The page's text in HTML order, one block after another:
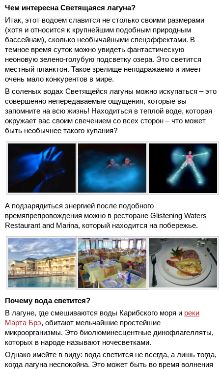
Чем интересна Светящаяся лагуна?
Итак, этот водоем славится не столько своими размерами
(хотя и относится к крупнейшим подобным природным
бассейнам), сколько необычайными спецэффектами. В
темное время суток можно увидеть фантастическую
неоновую зелено-голубую подсветку озера. Это светится
местный планктон. Такое зрелище неподражаемо и имеет
очень мало конкурентов в мире.
В соленых водах Светящейся лагуны можно искупаться – это
совершенно непередаваемые ощущения, которые вы
запомните на всю жизнь! Находиться в теплой воде, которая
окружает вас своим свечением со всех сторон – что может
быть необычнее такого купания?
А подзарядиться энергией после подобного
времяпрепровождения можно в ресторане Glistening Waters
Restaurant and Marina, который находится на побережье.
Почему вода светится?
В лагуне, где смешиваются воды Карибского моря и реки
Марта Брэ, обитают мельчайшие простейшие
микроорганизмы. Это биолюминесцентные динофлагелляты,
которых в народе называют ночесветками.
Однако имейте в виду: вода светится не всегда, а лишь тогда,
когда лагуна неспокойна. Это может быть во время волнения